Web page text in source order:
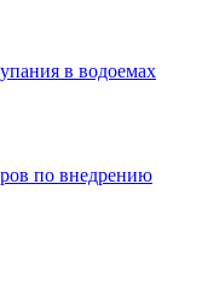
в водоемах
по внедрению